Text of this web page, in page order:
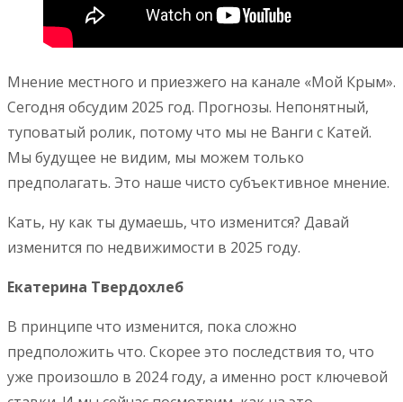
Мнение местного и приезжего на канале «Мой Крым».
Сегодня обсудим 2025 год. Прогнозы. Непонятный,
туповатый ролик, потому что мы не Ванги с Катей.
Мы будущее не видим, мы можем только
предполагать. Это наше чисто субъективное мнение.
Кать, ну как ты думаешь, что изменится? Давай
изменится по недвижимости в 2025 году.
Екатерина Твердохлеб
В принципе что изменится, пока сложно
предположить что. Скорее это последствия то, что
уже произошло в 2024 году, а именно рост ключевой